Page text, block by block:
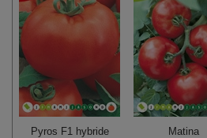
Pyros F1 hybride Matina